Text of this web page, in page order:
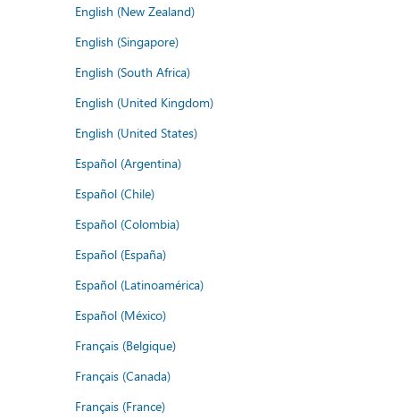
English (New Zealand)
English (Singapore)
English (South Africa)
English (United Kingdom)
English (United States)
Español (Argentina)
Español (Chile)
Español (Colombia)
Español (España)
Español (Latinoamérica)
Español (México)
Français (Belgique)
Français (Canada)
Français (France)